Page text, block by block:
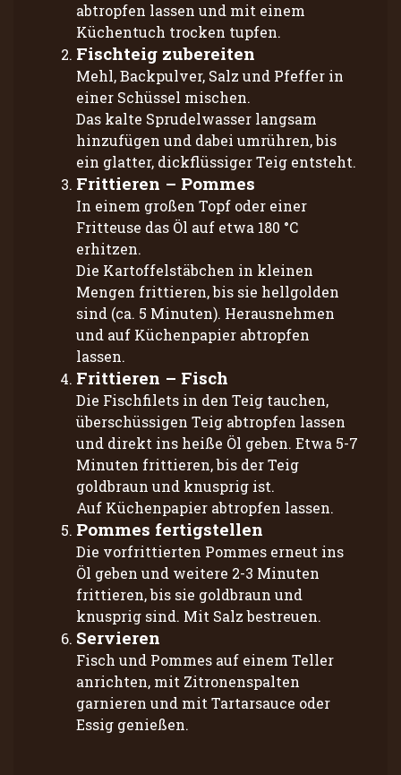
abtropfen lassen und mit einem
Küchentuch trocken tupfen.
Fischteig zubereiten
Mehl, Backpulver, Salz und Pfeffer in
einer Schüssel mischen.
Das kalte Sprudelwasser langsam
hinzufügen und dabei umrühren, bis
ein glatter, dickflüssiger Teig entsteht.
Frittieren – Pommes
In einem großen Topf oder einer
Fritteuse das Öl auf etwa 180 °C
erhitzen.
Die Kartoffelstäbchen in kleinen
Mengen frittieren, bis sie hellgolden
sind (ca. 5 Minuten). Herausnehmen
und auf Küchenpapier abtropfen
lassen.
Frittieren – Fisch
Die Fischfilets in den Teig tauchen,
überschüssigen Teig abtropfen lassen
und direkt ins heiße Öl geben. Etwa 5-7
Minuten frittieren, bis der Teig
goldbraun und knusprig ist.
Auf Küchenpapier abtropfen lassen.
Pommes fertigstellen
Die vorfrittierten Pommes erneut ins
Öl geben und weitere 2-3 Minuten
frittieren, bis sie goldbraun und
knusprig sind. Mit Salz bestreuen.
Servieren
Fisch und Pommes auf einem Teller
anrichten, mit Zitronenspalten
garnieren und mit Tartarsauce oder
Essig genießen.